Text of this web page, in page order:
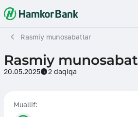
Rasmiy munosabatlar
Rasmiy munosabat
20.05.2025 2 daqiqa
Muallif: